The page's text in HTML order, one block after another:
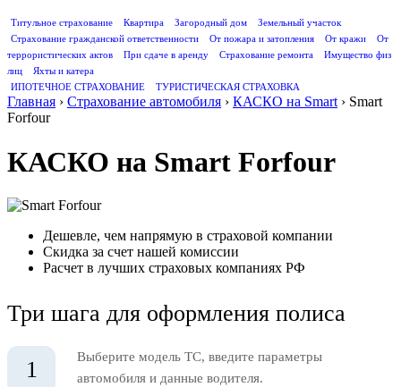
Титульное страхование
Квартира Загородный дом
Земельный участок
Страхование гражданской ответственности
От пожара и затопления От кражи
От
террористических актов
При сдаче в аренду Страхование ремонта
Имущество физ
лиц
Яхты и катера
ИПОТЕЧНОЕ СТРАХОВАНИЕ
ТУРИСТИЧЕСКАЯ СТРАХОВКА
Главная › Страхование автомобиля › КАСКО на Smart › Smart
Forfour
КАСКО на Smart Forfour
Дешевле, чем напрямую в страховой компании
Скидка за счет нашей комиссии
Расчет в лучших страховых компаниях РФ
Три шага для оформления полиса
1
Выберите модель ТС, введите параметры
автомобиля и данные водителя.